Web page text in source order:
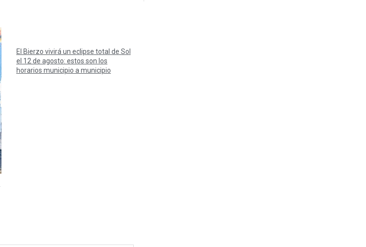
El Bierzo vivirá un eclipse total de Sol
el 12 de agosto: estos son los
horarios municipio a municipio